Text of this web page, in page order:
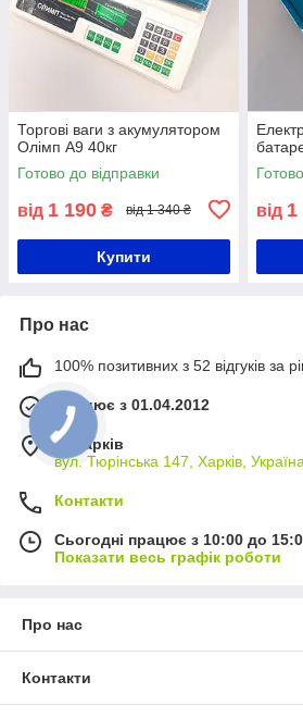
Торгові ваги з акумулятором
Олімп A9 40кг
Готово до відправки
від 1 190 ₴ від 1 340 ₴
Купити
від 1
Про нас
100% позитивних з 52 відгуків за
Працює з 01.04.2012
м. Харків
вул. Тюрінська 147, Харків, Україна
Контакти
Сьогодні працює з 10:00 до
Показати весь графік роботи
Про нас
Контакти